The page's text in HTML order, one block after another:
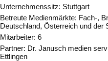
Unternehmenssitz: Stuttgart
Betreute Medienmärkte: Fach-,
Deutschland, Österreich und der
Mitarbeiter: 6
Partner: Dr. Janusch medien
Ettlingen